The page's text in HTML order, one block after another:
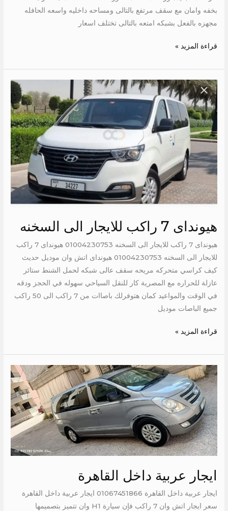
بخفه وامان مع سقف مرتفع بالتالى ومساحه داخليه واسعه الحافله
مجهزه بالفعل بشبكه امتعه بالتالى تختلف اسعار
قراءة المزيد »
هيونداى 7 راكب للايجار الى السخنه
هيونداى 7 راكب للايجار الى السخنه 01004230753 هيونداى 7 راكب
للايجار الى السخنه 01004230753 هيونداى اتش وان موديل حديث
كيف كراسي متحركه مريحه سقف عالى شبكه لحمل الشنط ستائر
عازلة للحراره مع المصرية كار للنقل السياحي سهوله في الحجز ودقه
في الوقت والمواعيد كمان هتوفرلك باصاات من 7 راكب الى 50 راكب
جميع الباصات موديل
هيونداى
7
راكب
للايجار
الى
قراءة المزيد »
ايجار عربية داخل القاهرة
ايجار عربية داخل القاهرة 01067451866 ايجار عربية داخل القاهرة
سعر ايجار اتش وان 7 راكب فإن سيارة H1 وان تتميز بتصميمها
ايجار
عربية
داخل
القاهرة